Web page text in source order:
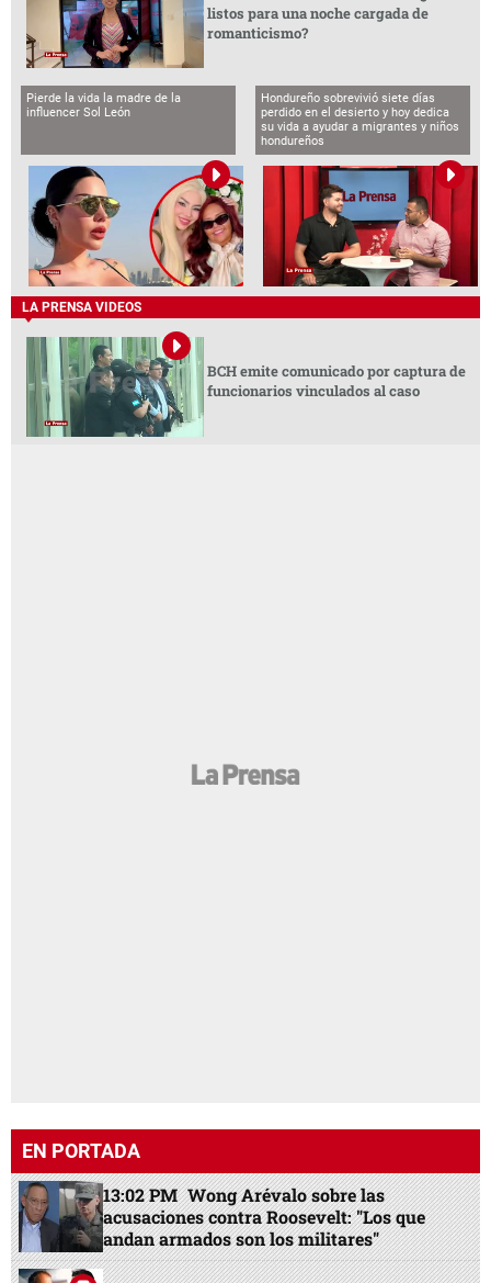
listos para una noche cargada de
romanticismo?
Pierde la vida la madre de la
influencer Sol León
Hondureño sobrevivió siete días
perdido en el desierto y hoy dedica
su vida a ayudar a migrantes y niños
hondureños
LA PRENSA VIDEOS
BCH emite comunicado por captura de
funcionarios vinculados al caso
EN PORTADA
13:02 PM Wong Arévalo sobre las
acusaciones contra Roosevelt: "Los que
andan armados son los militares"